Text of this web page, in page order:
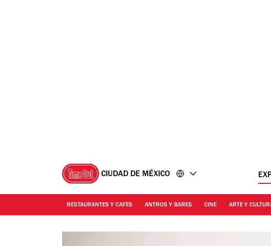
CIUDAD DE MÉXICO
RESTAURANTES Y CAFES ANTROS Y BARES CINE ARTE Y